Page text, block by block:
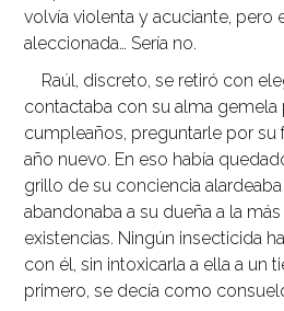
volvía violenta y acuciante, pero
aleccionada… Sería no.
Raúl, discreto, se retiró con
contactaba con su alma gemela
cumpleaños, preguntarle por su
año nuevo. En eso había
grillo de su conciencia
abandonaba a su dueña a la
existencias. Ningún insecticida
con él, sin intoxicarla a ella a un
primero, se decía como